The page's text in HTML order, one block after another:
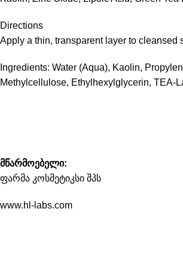
Directions
Apply a thin, transparent layer to
Ingredients: Water (Aqua), Kaolin,
Methylcellulose, Ethylhexylglycerin, TEA-
მწარმოებელი:
ფარმა კოსმეტიკსი შპს
www.hl-labs.com